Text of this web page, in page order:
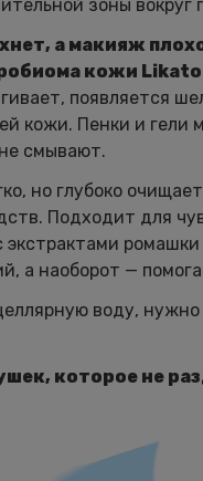
зоны вокруг
а макияж
кожи Likato
появляется
кожи. Пенки и
смывают.
но глубоко
Подходит для
экстрактами
а наоборот —
воду,
которое не